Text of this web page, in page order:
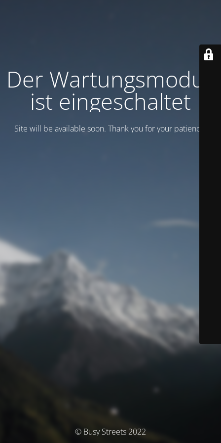
Der Wartungsmodus
ist eingeschaltet
Site will be available soon. Thank you for your patience!
© Busy Streets 2022